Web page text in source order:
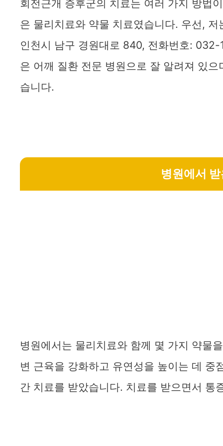
회전근개 증후군의 치료는 여러 가지 방법
은 물리치료와 약물 치료였습니다. 우선,
인천시 남구 경원대로 840, 전화번호:
은 어깨 질환 전문 병원으로 잘 알려져 있
습니다.
병원에서
병원에서는 물리치료와 함께 몇 가지 약물
변 근육을 강화하고 유연성을 높이는 데 중
간 치료를 받았습니다. 치료를 받으면서 통